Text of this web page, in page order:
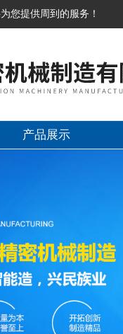
您提供周到的服务！
产品展示